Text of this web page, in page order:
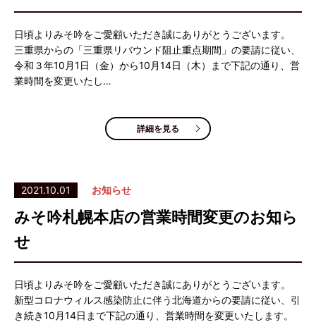
日頃よりみそ吟をご愛顧いただき誠にありがとうございます。
三重県からの「三重県リバウンド阻止重点期間」の要請に従い、
令和３年10月1日（金）から10月14日（木）まで下記の通り、営
業時間を変更いたし…
詳細を見る
2021.10.01 お知らせ
みそ吟札幌本店の営業時間変更のお知ら
せ
日頃よりみそ吟をご愛顧いただき誠にありがとうございます。
新型コロナウィルス感染防止に伴う北海道からの要請に従い、引
き続き10月14日まで下記の通り、営業時間を変更いたします。